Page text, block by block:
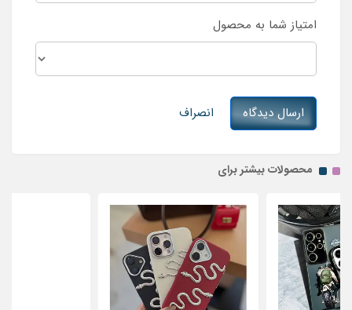
امتیاز شما به محصول
ارسال دیدگاه انصراف
محصولات بیشتر برای